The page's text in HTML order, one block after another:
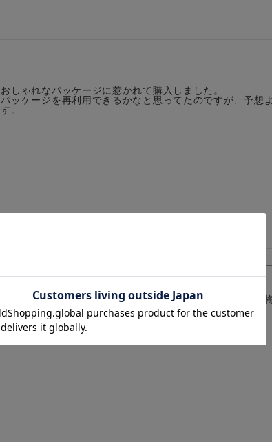
おしゃれなパッケージに惹かれて購入しました。
パッケージを再利用できるかなと思ってたのですが、予想
す。
海苔巻きの方が欲しかったのですが、売り切れだったの
す。